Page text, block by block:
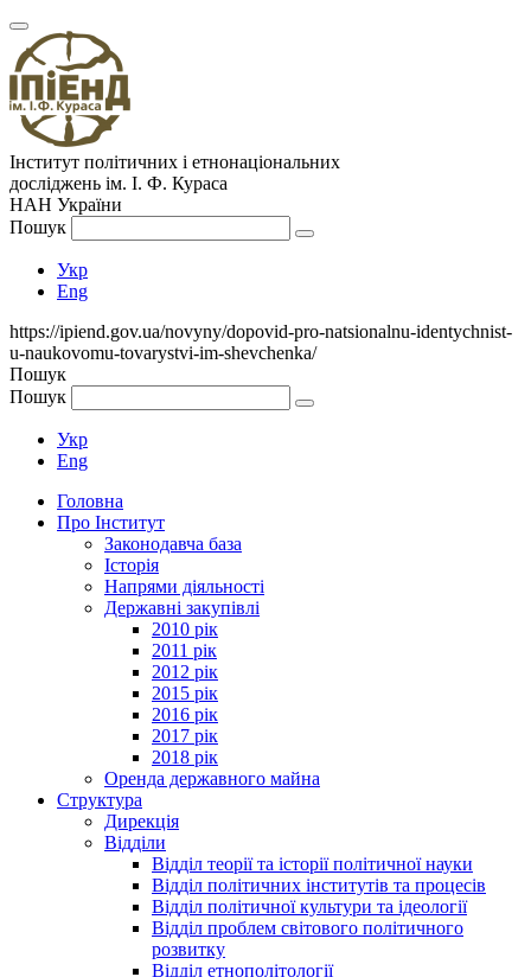
Інститут політичних і етнонаціональних
досліджень ім. І. Ф. Кураса
НАН України
Пошук
Укр
Eng
https://ipiend.gov.ua/novyny/dopovid-pro-natsionalnu-identychnist-
u-naukovomu-tovarystvi-im-shevchenka/
Пошук
Пошук
Укр
Eng
Головна
Про Інститут
Законодавча база
Історія
Напрями діяльності
Державні закупівлі
2010 рік
2011 рік
2012 рік
2015 рік
2016 рік
2017 рік
2018 рік
Оренда державного майна
Структура
Дирекція
Відділи
Відділ теорії та історії політичної науки
Відділ політичних інститутів та процесів
Відділ політичної культури та ідеології
Відділ проблем світового політичного
розвитку
Відділ етнополітології